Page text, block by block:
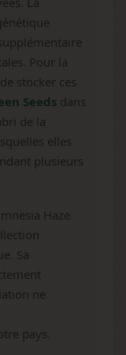
Pour la
stocker ces
Seeds dans
de la
elles
plusieurs
Haze
Sa
ne
pays.